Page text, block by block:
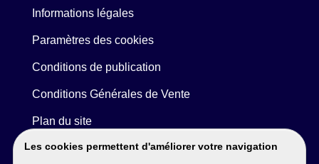
Les cookies permettent d'améliorer votre navigation
Informations légales
Paramètres des cookies
Conditions de publication
Conditions Générales de Vente
Plan du site